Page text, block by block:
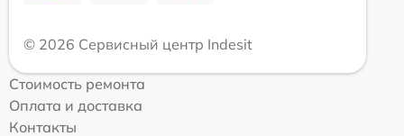
© 2026 Сервисный центр Indesit
Стоимость ремонта
Оплата и доставка
Контакты